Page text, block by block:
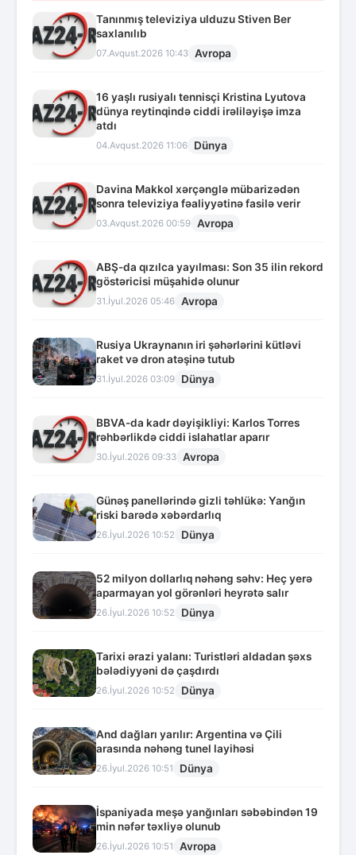
Tanınmış televiziya ulduzu Stiven Ber
saxlanılıb
07.Avqust.2026 10:43 Avropa
16 yaşlı rusiyalı tennisçi Kristina Lyutova
dünya reytinqində ciddi irəliləyişə imza
atdı
04.Avqust.2026 11:06 Dünya
Davina Makkol xərçənglə mübarizədən
sonra televiziya fəaliyyətinə fasilə verir
03.Avqust.2026 00:59 Avropa
ABŞ-da qızılca yayılması: Son 35 ilin rekord
göstəricisi müşahidə olunur
31.İyul.2026 05:46 Avropa
Rusiya Ukraynanın iri şəhərlərini kütləvi
raket və dron atəşinə tutub
31.İyul.2026 03:09 Dünya
BBVA-da kadr dəyişikliyi: Karlos Torres
rəhbərlikdə ciddi islahatlar aparır
30.İyul.2026 09:33 Avropa
Günəş panellərində gizli təhlükə: Yanğın
riski barədə xəbərdarlıq
26.İyul.2026 10:52 Dünya
52 milyon dollarlıq nəhəng səhv: Heç yerə
aparmayan yol görənləri heyrətə salır
26.İyul.2026 10:52 Dünya
Tarixi ərazi yalanı: Turistləri aldadan şəxs
bələdiyyəni də çaşdırdı
26.İyul.2026 10:52 Dünya
And dağları yarılır: Argentina və Çili
arasında nəhəng tunel layihəsi
26.İyul.2026 10:51 Dünya
İspaniyada meşə yanğınları səbəbindən 19
min nəfər təxliyə olunub
26.İyul.2026 10:51 Avropa